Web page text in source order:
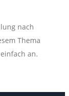
nach
Thema
an.